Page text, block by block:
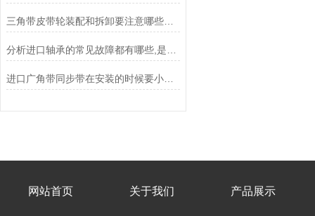
三角带皮带轮装配和拆卸要注意哪些东西？
进口广角带同步带在安装的时候要小心的几个方面
网站首页 关于我们 产品展示